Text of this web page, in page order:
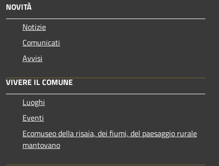
NOVITÀ
Notizie
Comunicati
Avvisi
VIVERE IL COMUNE
Luoghi
Eventi
Ecomuseo della risaia, dei fiumi, del paesaggio rurale
mantovano